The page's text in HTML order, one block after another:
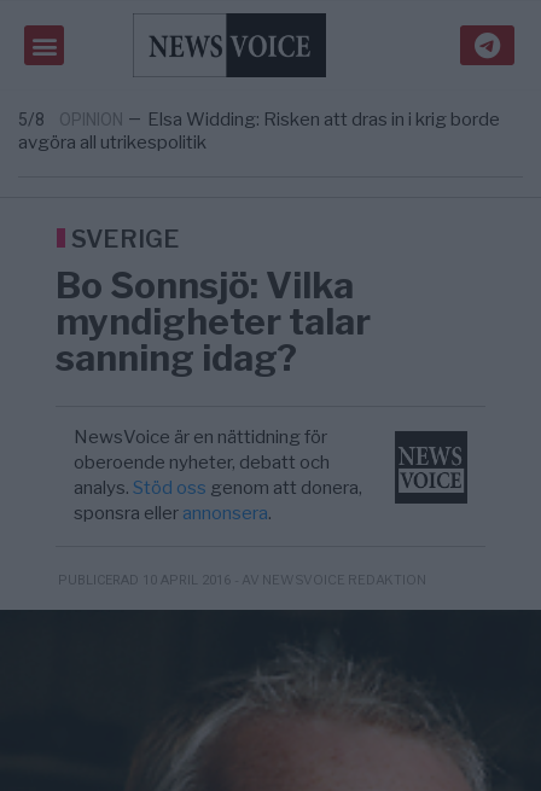
3/8 AFRIKA
Massiv anstormning till Ceuta – Misstankar
om amerikansk påverkan
UNITED STATES
Tucker Carlson: ”It’s Time to Save
5/8 OPINION — Elsa Widding: Risken att dras in i krig borde
avgöra all utrikespolitik
geografiskt apartheidsystem
om amerikansk påverkan
12:14 UNITED STATES — Tucker Carlson: ”It’s Time to Save
America” – Finally
SVERIGE
Bo Sonnsjö: Vilka
myndigheter talar
sanning idag?
NewsVoice är en nättidning för
oberoende nyheter, debatt och
analys.Stöd oss genom att donera,
sponsra eller annonsera.
PUBLICERAD 10 APRIL 2016 - AV NEWSVOICE REDAKTION